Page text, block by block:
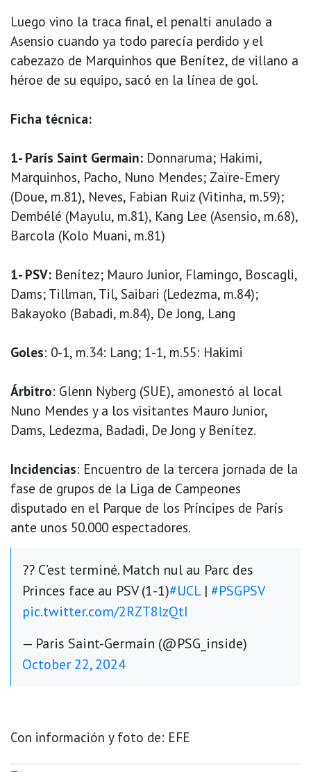
Luego vino la traca final, el penalti anulado a
Asensio cuando ya todo parecía perdido y el
cabezazo de Marquinhos que Benítez, de villano a
héroe de su equipo, sacó en la línea de gol.
Ficha técnica:
1- París Saint Germain: Donnaruma; Hakimi,
Marquinhos, Pacho, Nuno Mendes; Zaïre-Emery
(Doue, m.81), Neves, Fabian Ruiz (Vitinha, m.59);
Dembélé (Mayulu, m.81), Kang Lee (Asensio, m.68),
Barcola (Kolo Muani, m.81)
1- PSV: Benítez; Mauro Junior, Flamingo, Boscagli,
Dams; Tillman, Til, Saibari (Ledezma, m.84);
Bakayoko (Babadi, m.84), De Jong, Lang
Goles: 0-1, m.34: Lang; 1-1, m.55: Hakimi
Árbitro: Glenn Nyberg (SUE), amonestó al local
Nuno Mendes y a los visitantes Mauro Junior,
Dams, Ledezma, Badadi, De Jong y Benítez.
Incidencias: Encuentro de la tercera jornada de la
fase de grupos de la Liga de Campeones
disputado en el Parque de los Príncipes de París
ante unos 50.000 espectadores.
?? C’est terminé. Match nul au Parc des
Princes face au PSV (1-1)#UCL| #PSGPSV
pic.twitter.com/2RZT8lzQtI
— Paris Saint-Germain (@PSG_inside)
October 22, 2024
Con información y foto de: EFE